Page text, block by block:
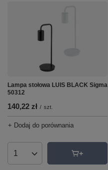
Lampa stołowa LUIS BLACK Sigma
50312
140,22 zł / szt.
+ Dodaj do porównania
Ilość produktów